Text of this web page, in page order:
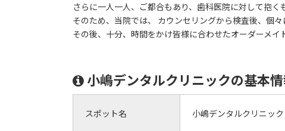
さらに一人一人、ご都合もあり、歯科医院に対して抱く
そのため、当院では、 カウンセリングから検査後、個
その後、十分、時間をかけ皆様に合わせたオーダーメイ
小嶋デンタルクリニックの基本
スポット名 小嶋デンタルクリニック